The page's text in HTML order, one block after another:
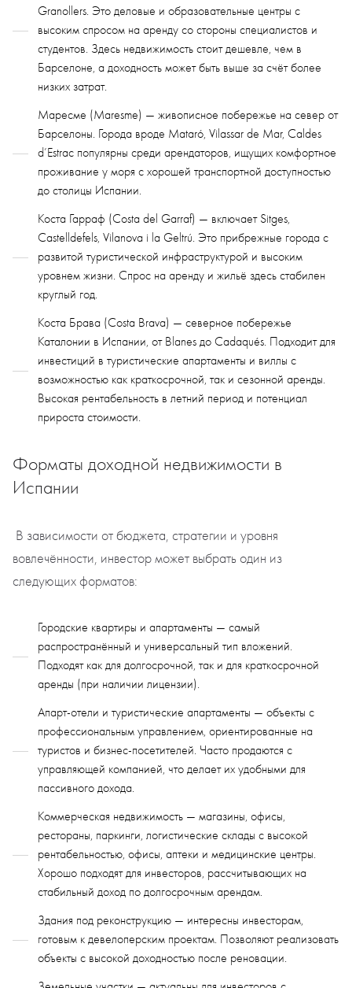
Granollers. Это деловые и образовательные центры с
высоким спросом на аренду со стороны специалистов и
студентов. Здесь недвижимость стоит дешевле, чем в
Барселоне, а доходность может быть выше за счёт более
низких затрат.
Маресме (Maresme) — живописное побережье на север от
Барселоны. Города вроде Mataró, Vilassar de Mar, Caldes
d’Estrac популярны среди арендаторов, ищущих комфортное
проживание у моря с хорошей транспортной доступностью
до столицы Испании.
Коста Гарраф (Costa del Garraf) — включает Sitges,
Castelldefels, Vilanova i la Geltrú. Это прибрежные города с
развитой туристической инфраструктурой и высоким
уровнем жизни. Спрос на аренду и жильё здесь стабилен
круглый год.
Коста Брава (Costa Brava) — северное побережье
Каталонии в Испании, от Blanes до Cadaqués. Подходит для
инвестиций в туристические апартаменты и виллы с
возможностью как краткосрочной, так и сезонной аренды.
Высокая рентабельность в летний период и потенциал
прироста стоимости.
Форматы доходной недвижимости в
Испании
В зависимости от бюджета, стратегии и уровня
вовлечённости, инвестор может выбрать один из
следующих форматов:
Городские квартиры и апартаменты — самый
распространённый и универсальный тип вложений.
Подходят как для долгосрочной, так и для краткосрочной
аренды (при наличии лицензии).
Апарт-отели и туристические апартаменты — объекты с
профессиональным управлением, ориентированные на
туристов и бизнес-посетителей. Часто продаются с
управляющей компанией, что делает их удобными для
пассивного дохода.
Коммерческая недвижимость — магазины, офисы,
рестораны, паркинги, логистические склады с высокой
рентабельностью, офисы, аптеки и медицинские центры.
Хорошо подходят для инвесторов, рассчитывающих на
стабильный доход по долгосрочным арендам.
Здания под реконструкцию — интересны инвесторам,
готовым к девелоперским проектам. Позволяют реализовать
объекты с высокой доходностью после реновации.